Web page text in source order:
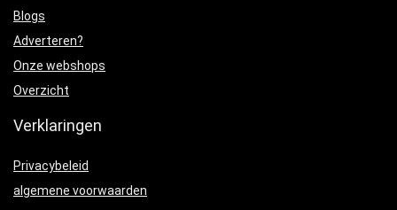
Blogs
Adverteren?
Onze webshops
Overzicht
Verklaringen
Privacybeleid
algemene voorwaarden